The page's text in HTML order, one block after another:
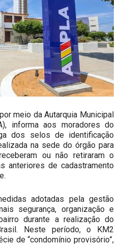
meio da Autarquia Municipal
informa aos moradores do
dos selos de identificação
na sede do órgão para
ou não retiraram o
anteriores de cadastramento
adotadas pela gestão
segurança, organização e
durante a realização do
Neste período, o KM2
de “condomínio provisório”,